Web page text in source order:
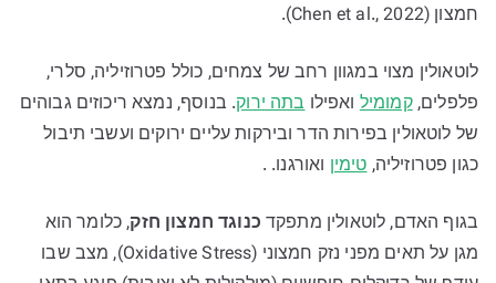
חמצון (Chen et al., 2022).
לוטאולין מצוי במגוון רחב של צמחים, כולל פטרוזיליה, סלרי,
פלפלים,קמומילואפילובתה ירוק. בנוסף, נמצא ריכוזים גבוהים
של לוטאולין בפירות הדר ובירקות עליים ירוקים ועשבי תיבול
כגון פטרוזיליה,טימין ואורגנו. .
בגוף האדם, לוטאולין מתפקד כנוגד חמצון חזק, כלומר הוא
מגן על תאים מפני נזק חמצוני (Oxidative Stress), מצב שבו